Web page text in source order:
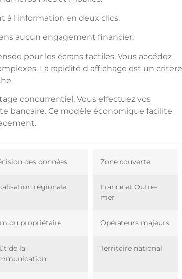
à l information en deux clics.
aucun engagement financier.
pour les écrans tactiles. Vous accédez
La rapidité d affichage est un critère
concurrentiel. Vous effectuez vos
bancaire. Ce modèle économique facilite
des données Zone couverte
régionale
France et Outre-
mer
du propriétaire Opérateurs majeurs
de la
Territoire national